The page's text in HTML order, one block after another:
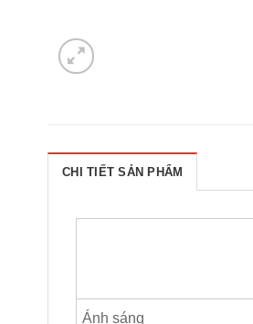
CHI TIẾT SẢN PHẨM
Ánh sáng